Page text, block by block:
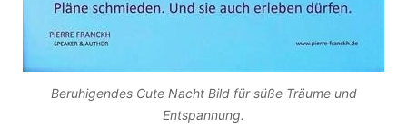
Beruhigendes Gute Nacht Bild für süße Träume und
Entspannung.